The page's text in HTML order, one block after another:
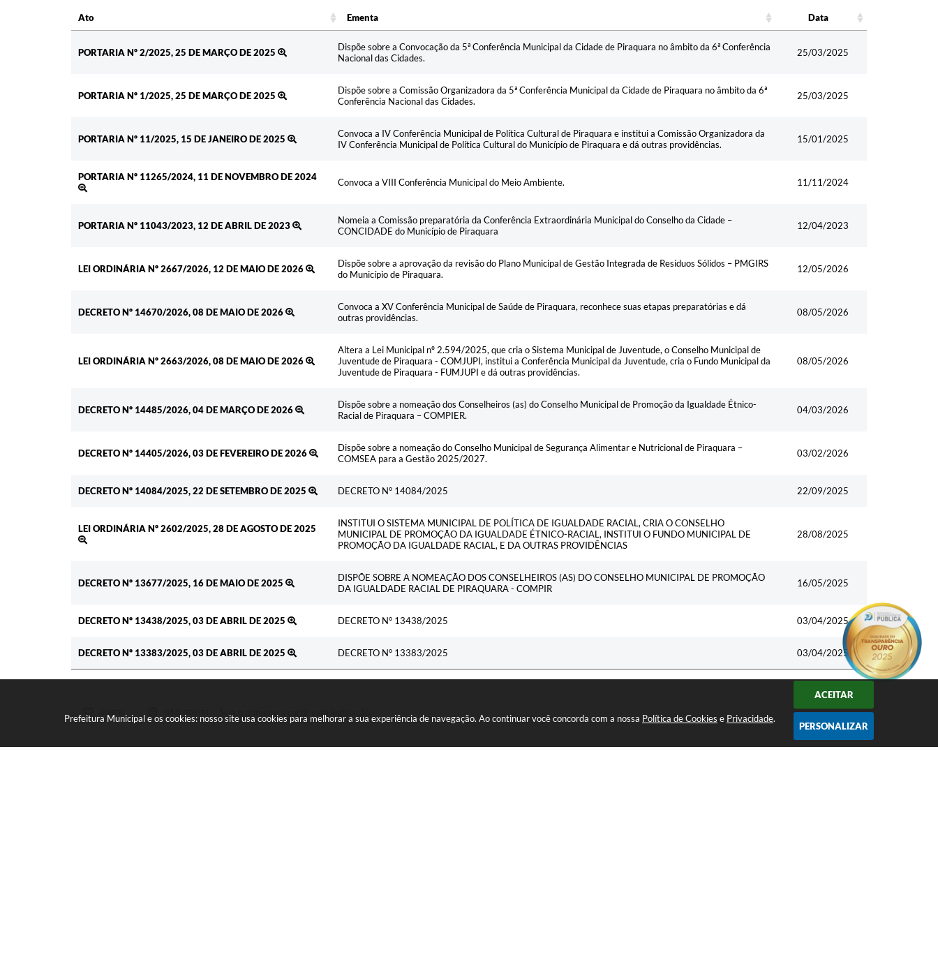
Prefeitura Municipal e os cookies: nosso site usa cookies para melhorar a sua experiência de navegação. Ao continuar você concorda com a nossa Política de Cookies e Privacidade.
ACEITAR
PERSONALIZAR
Ato Ementa
Data
PORTARIA Nº 2/2025, 25 DE MARÇO DE 2025
Dispõe sobre a Convocação da 5ª Conferência Municipal da Cidade de Piraquara no âmbito da 6ª Conferência
Nacional das Cidades.
25/03/2025
PORTARIA Nº 1/2025, 25 DE MARÇO DE 2025
Dispõe sobre a Comissão Organizadora da 5ª Conferência Municipal da Cidade de Piraquara no âmbito da 6ª
Conferência Nacional das Cidades.
25/03/2025
PORTARIA Nº 11/2025, 15 DE JANEIRO DE 2025
Convoca a IV Conferência Municipal de Política Cultural de Piraquara e institui a Comissão Organizadora da
IV Conferência Municipal de Política Cultural do Município de Piraquara e dá outras providências.
15/01/2025
PORTARIA Nº 11265/2024, 11 DE NOVEMBRO DE 2024 Convoca a VIII Conferência Municipal do Meio Ambiente. 11/11/2024
PORTARIA Nº 11043/2023, 12 DE ABRIL DE 2023
Nomeia a Comissão preparatória da Conferência Extraordinária Municipal do Conselho da Cidade –
CONCIDADE do Município de Piraquara
12/04/2023
LEI ORDINÁRIA Nº 2667/2026, 12 DE MAIO DE 2026
Dispõe sobre a aprovação da revisão do Plano Municipal de Gestão Integrada de Resíduos Sólidos – PMGIRS
do Município de Piraquara.
12/05/2026
DECRETO Nº 14670/2026, 08 DE MAIO DE 2026
Convoca a XV Conferência Municipal de Saúde de Piraquara, reconhece suas etapas preparatórias e dá
outras providências.
08/05/2026
LEI ORDINÁRIA Nº 2663/2026, 08 DE MAIO DE 2026
Altera a Lei Municipal nº 2.594/2025, que cria o Sistema Municipal de Juventude, o Conselho Municipal de
Juventude de Piraquara - COMJUPI, institui a Conferência Municipal da Juventude, cria o Fundo Municipal da
Juventude de Piraquara - FUMJUPI e dá outras providências.
08/05/2026
DECRETO Nº 14485/2026, 04 DE MARÇO DE 2026
Dispõe sobre a nomeação dos Conselheiros (as) do Conselho Municipal de Promoção da Igualdade Étnico-
Racial de Piraquara – COMPIER.
04/03/2026
DECRETO Nº 14405/2026, 03 DE FEVEREIRO DE 2026
Dispõe sobre a nomeação do Conselho Municipal de Segurança Alimentar e Nutricional de Piraquara –
COMSEA para a Gestão 2025/2027.
03/02/2026
DECRETO Nº 14084/2025, 22 DE SETEMBRO DE 2025 DECRETO N° 14084/2025 22/09/2025
LEI ORDINÁRIA Nº 2602/2025, 28 DE AGOSTO DE 2025
INSTITUI O SISTEMA MUNICIPAL DE POLÍTICA DE IGUALDADE RACIAL, CRIA O CONSELHO
MUNICIPAL DE PROMOÇÃO DA IGUALDADE ÉTNICO-RACIAL, INSTITUI O FUNDO MUNICIPAL DE
PROMOÇÃO DA IGUALDADE RACIAL, E DA OUTRAS PROVIDÊNCIAS
28/08/2025
DECRETO Nº 13677/2025, 16 DE MAIO DE 2025
DISPÕE SOBRE A NOMEAÇÃO DOS CONSELHEIROS (AS) DO CONSELHO MUNICIPAL DE PROMOÇÃO
DA IGUALDADE RACIAL DE PIRAQUARA - COMPIR
16/05/2025
DECRETO Nº 13438/2025, 03 DE ABRIL DE 2025 DECRETO N° 13438/2025 03/04/2025
DECRETO Nº 13383/2025, 03 DE ABRIL DE 2025 DECRETO N° 13383/2025 03/04/2025